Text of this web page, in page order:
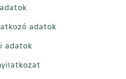
adatok
adatok